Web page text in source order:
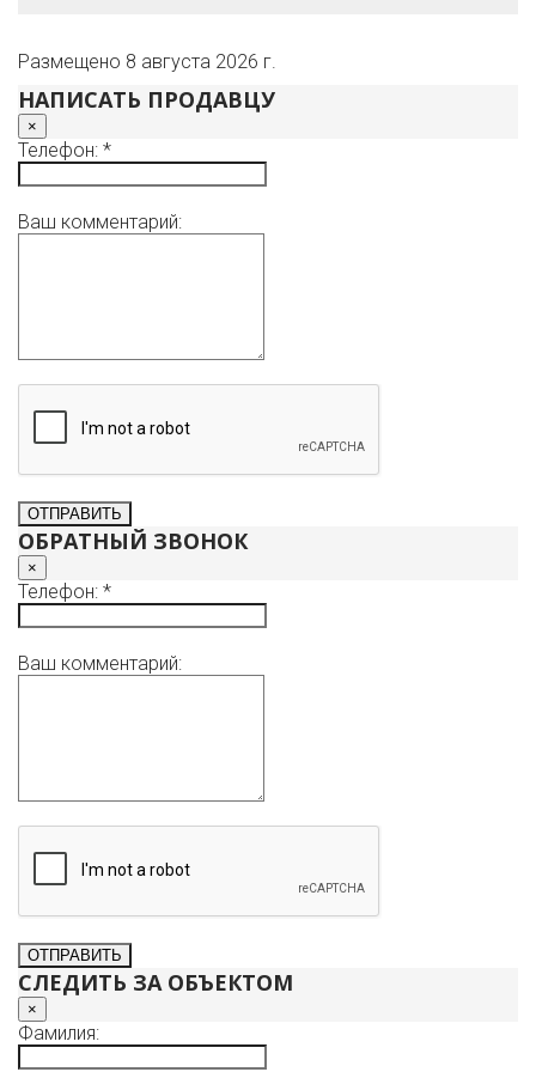
Размещено 8 августа 2026 г.
НАПИСАТЬ ПРОДАВЦУ
×
Телефон: *
Ваш комментарий:
ОБРАТНЫЙ ЗВОНОК
×
Телефон: *
Ваш комментарий:
СЛЕДИТЬ ЗА ОБЪЕКТОМ
×
Фамилия: